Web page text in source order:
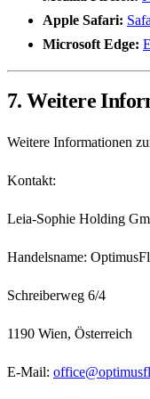
Apple Safari:
Microsoft Edge:
7. Weitere
Weitere Informationen
Kontakt:
Leia-Sophie Holding
Handelsname:
Schreiberweg 6/4
1190 Wien, Österreich
E-Mail: